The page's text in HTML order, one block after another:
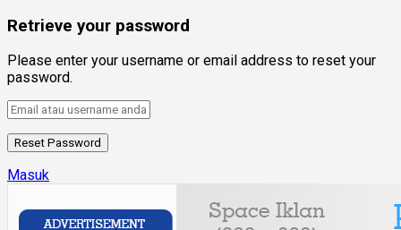
Retrieve your password
Please enter your username or email address to reset your
password.
Masuk